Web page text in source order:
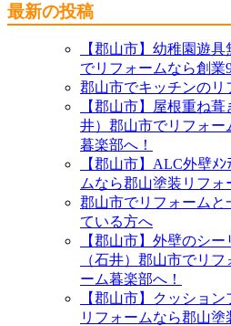
最新の投稿
【郡山市】幼稚園遊
でリフォームなら創業
郡山市でキッチンの
【郡山市】屋根重ね
井）郡山市でリフォー
暮楽部へ！
【郡山市】ALC外壁
ムなら郡山塗装リフォ
郡山市でリフォームと
ている方へ
【郡山市】外壁のシ
（石井）郡山市でリ
ーム暮楽部へ！
【郡山市】クッショ
リフォームなら郡山塗